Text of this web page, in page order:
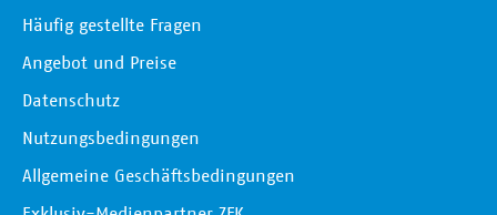
Häufig gestellte Fragen
Angebot und Preise
Datenschutz
Nutzungsbedingungen
Allgemeine Geschäftsbedingungen